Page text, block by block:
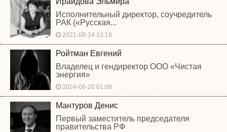
Исполнительный директор, соучредитель
РАК («Русская...
2021-08-14 13:19
Ройтман Евгений
Владелец и гендиректор ООО «Чистая
энергия»
2024-06-20 01:08
Мантуров Денис
Первый заместитель председателя
правительства РФ